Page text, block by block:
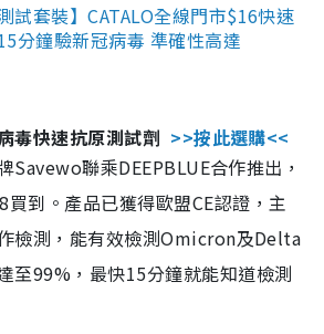
試套裝】CATALO全線門市$16快速
分鐘驗新冠病毒 準確性高達
毒快速抗原測試劑 >>按此選購<<
Savewo聯乘DEEPBLUE合作推出，
到。產品已獲得歐盟CE認證，主
檢測，能有效檢測Omicron及Delta
至99%，最快15分鐘就能知道檢測